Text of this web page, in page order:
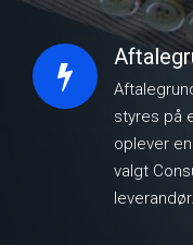
styres på
oplever
valgt
leverandør.